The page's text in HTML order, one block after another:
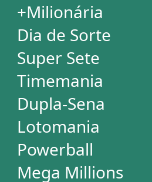
Dupla-Sena
Lotomania
Super Sete
PowerBall
Mega Millions
EuroMillions
ASSINATURA